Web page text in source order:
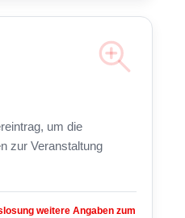
um die
zur Veranstaltung
weitere Angaben zum